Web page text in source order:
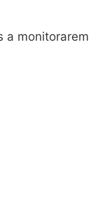
a monitorarem